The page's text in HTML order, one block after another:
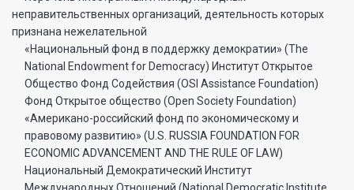
неправительственных организаций, деятельность которых
признана нежелательной
«Национальный фонд в поддержку демократии» (The
National Endowment for Democracy) Институт Открытое
Общество Фонд Содействия (OSI Assistance Foundation)
Фонд Открытое общество (Open Society Foundation)
«Американо-российский фонд по экономическому и
правовому развитию» (U.S. RUSSIA FOUNDATION FOR
ECONOMIC ADVANCEMENT AND THE RULE OF LAW)
Национальный Демократический Институт